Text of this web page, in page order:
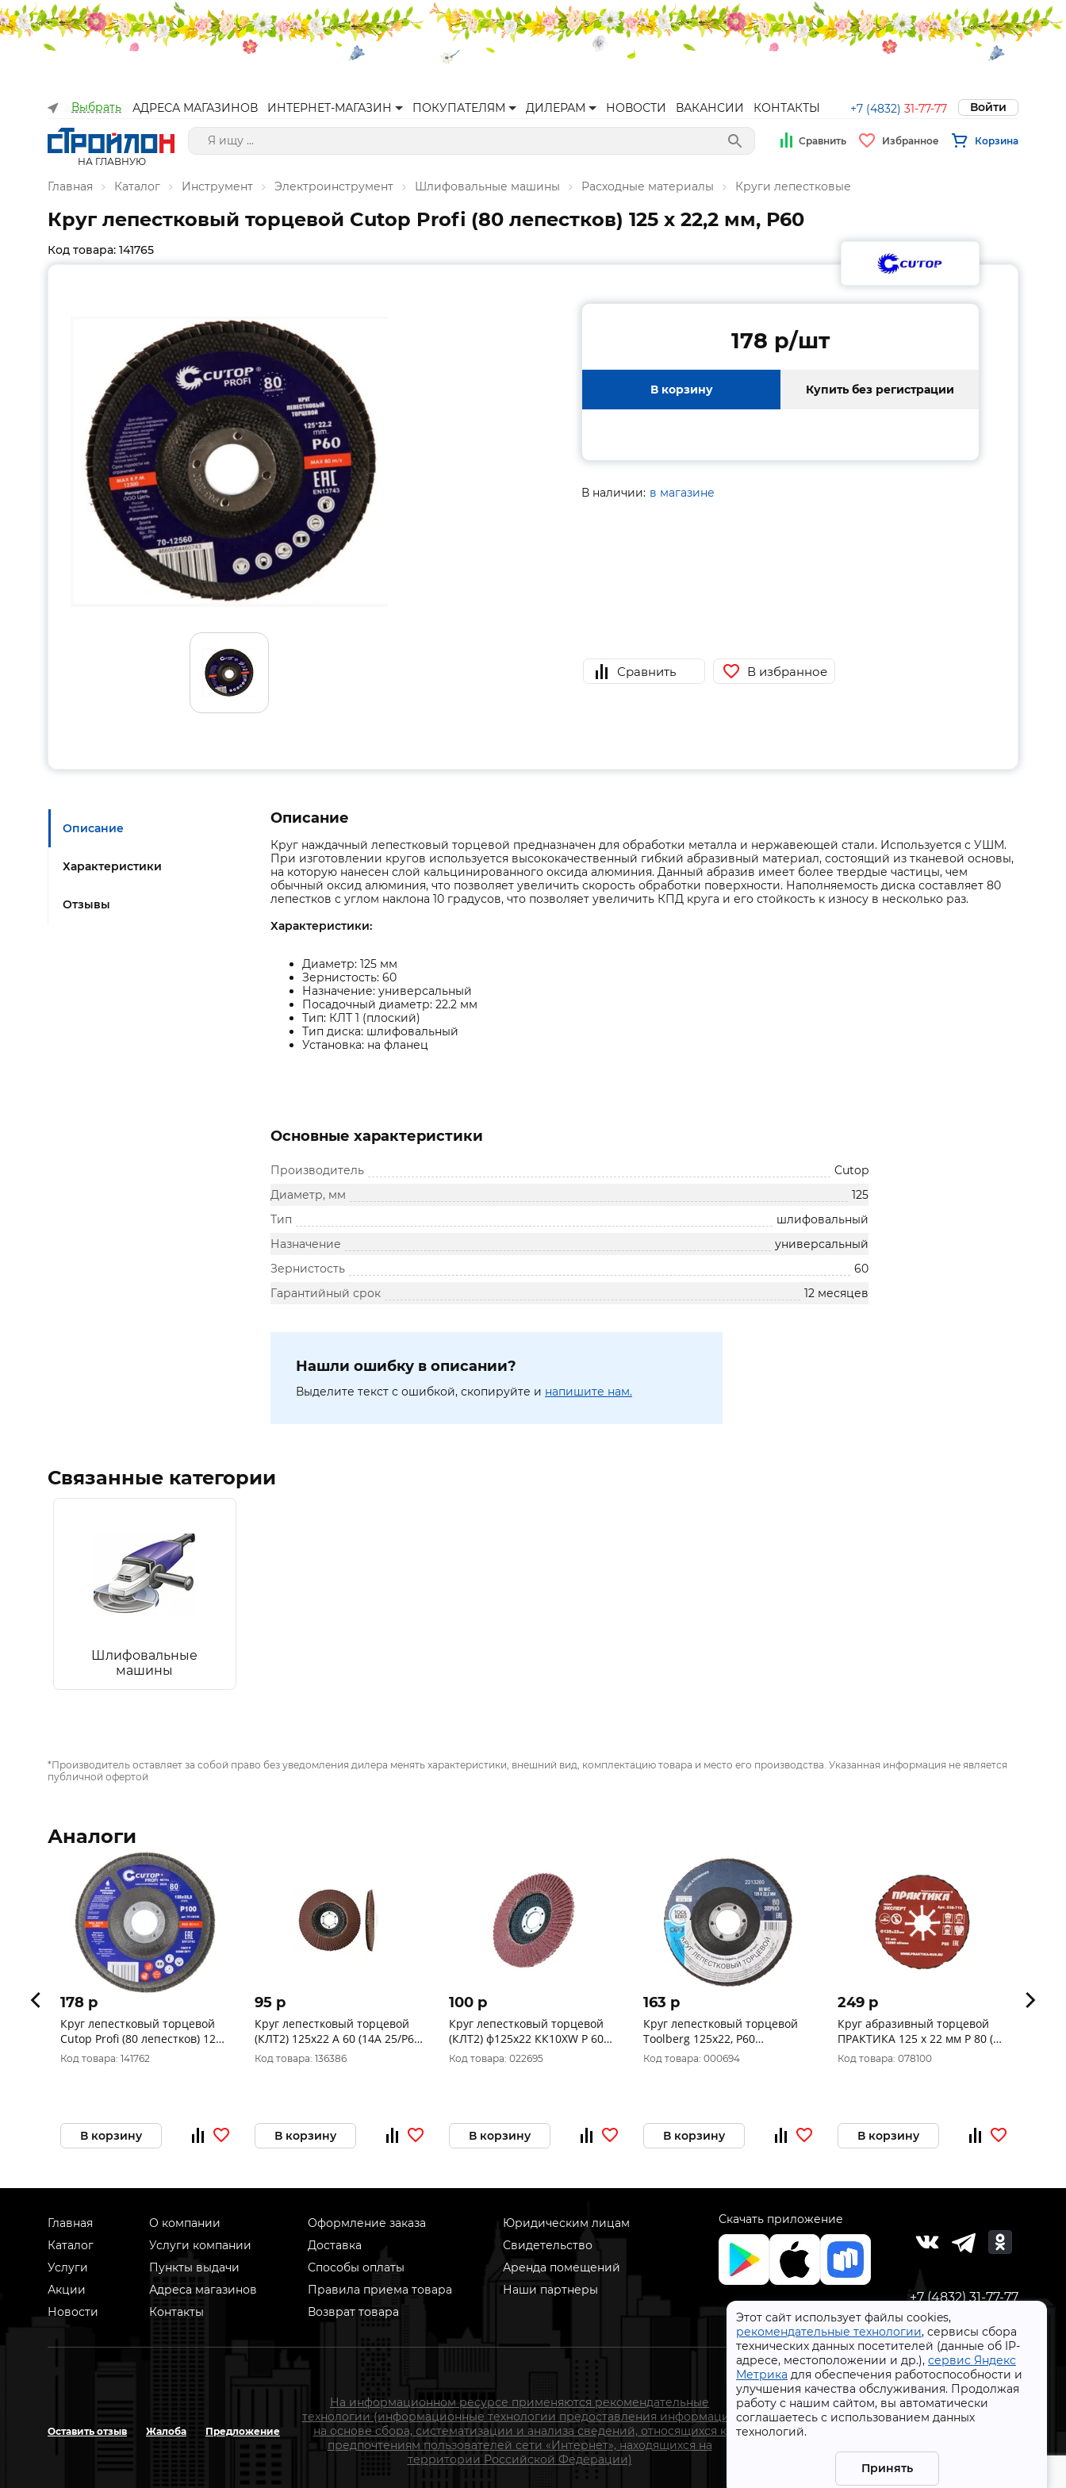
Выбрать АДРЕСА МАГАЗИНОВ ИНТЕРНЕТ-МАГАЗИН ПОКУПАТЕЛЯМ ДИЛЕРАМ НОВОСТИ ВАКАНСИИ КОНТАКТЫ +7 (4832) 31-77-77 Войти
НА ГЛАВНУЮ
Сравнить Избранное Корзина
Главная Каталог Инструмент Электроинструмент Шлифовальные машины Расходные материалы Круги лепестковые
Этот сайт использует файлы cookies,
рекомендательные технологии, сервисы сбора
технических данных посетителей (данные об IP-
адресе, местоположении и др.), сервис Яндекс
Метрика для обеспечения работоспособности и
улучшения качества обслуживания. Продолжая
работу с нашим сайтом, вы автоматически
соглашаетесь с использованием данных
технологий.
Принять
Круг лепестковый торцевой Cutop Profi (80 лепестков) 125 х 22,2 мм, Р60
Код товара: 141765
178 p/шт
В корзину Купить без регистрации
В наличии: в магазине
Сравнить В избранное
Описание
Характеристики
Отзывы
Описание
Круг наждачный лепестковый торцевой предназначен для обработки металла и нержавеющей стали. Используется с УШМ.
При изготовлении кругов используется высококачественный гибкий абразивный материал, состоящий из тканевой основы,
на которую нанесен слой кальцинированного оксида алюминия. Данный абразив имеет более твердые частицы, чем
обычный оксид алюминия, что позволяет увеличить скорость обработки поверхности. Наполняемость диска составляет 80
лепестков с углом наклона 10 градусов, что позволяет увеличить КПД круга и его стойкость к износу в несколько раз.
Характеристики:
Диаметр: 125 мм
Зернистость: 60
Назначение: универсальный
Посадочный диаметр: 22.2 мм
Тип: КЛТ 1 (плоский)
Тип диска: шлифовальный
Установка: на фланец
Основные характеристики
Производитель
Cutop
Диаметр, мм
125
Тип
шлифовальный
Назначение
универсальный
Зернистость
60
Гарантийный срок
12 месяцев
Нашли ошибку в описании?
Выделите текст с ошибкой, скопируйте и напишите нам.
Связанные категории
Шлифовальные
машины
*Производитель оставляет за собой право без уведомления дилера менять характеристики, внешний вид, комплектацию товара и место его производства. Указанная информация не является
публичной офертой
Аналоги
178 p
Круг лепестковый торцевой
Cutop Profi (80 лепестков) 125
х 22,2 мм, Р100
Код товара: 141762
В корзину
95 p
Круг лепестковый торцевой
(КЛТ2) 125х22 А 60 (14А 25/Р60)
круг лепестк. конич. Луга
D91212522140250
Код товара: 136386
В корзину
100 p
Круг лепестковый торцевой
(КЛТ2) ф125х22 КК10XW Р 60
(уп. 10шт) 960000012233
Код товара: 022695
В корзину
163 p
Круг лепестковый торцевой
Toolberg 125х22, Р60
(алюминий) 2213260
Код товара: 000694
В корзину
249 p
Круг абразивный торцевой
ПРАКТИКА 125 х 22 мм Р 80 (1
шт) картонный подвес 038-715
Код товара: 078100
В корзину
530
Главная
Каталог
Услуги
Акции
Новости
О компании
Услуги компании
Пункты выдачи
Адреса магазинов
Контакты
Оформление заказа
Доставка
Способы оплаты
Правила приема товара
Возврат товара
Юридическим лицам
Свидетельство
Аренда помещений
Наши партнеры
Скачать приложение
+7 (4832) 31-77-77
Оставить отзыв Жалоба Предложение
На информационном ресурсе применяются рекомендательные
технологии (информационные технологии предоставления информации
на основе сбора, систематизации и анализа сведений, относящихся к
предпочтениям пользователей сети «Интернет», находящихся на
территории Российской Федерации)
СтройлоН 1998-2026 г.
Публичная оферта
Обработка персональных данных
Политика конфиденциальности сервисов Яндекс